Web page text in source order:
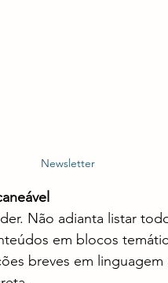
Newsletter
Não adianta listar
em blocos
breves em linguagem